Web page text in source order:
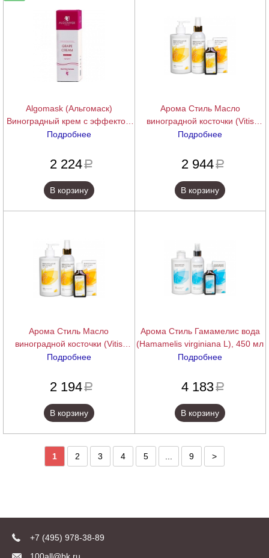
Algomask (Альгомаск)
Виноградный крем с эффектом
ботокса (Grape Cream with Botox
Подробнее
2 224a
В корзину
Арома Стиль Масло
виноградной косточки (Vitis
vinifera), 1000 мл
Подробнее
2 944a
В корзину
Арома Стиль Масло
виноградной косточки (Vitis
vinifera), 450 мл
Подробнее
2 194a
В корзину
Арома Стиль Гамамелис вода
(Hamamelis virginiana L), 450 мл
Подробнее
4 183a
В корзину
1 2 3 4 5 9 >
+7 (495) 978-38-89